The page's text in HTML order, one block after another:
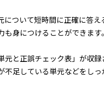
ついて短時間に正確に答
身につけることができます。
と正誤チェック表」が収録
足している単元などをしっ